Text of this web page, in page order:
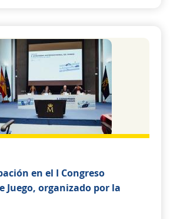
en el I Congreso
Juego, organizado por la